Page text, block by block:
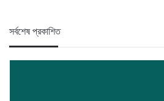
স‍র্বশেষ প্রকাশিত